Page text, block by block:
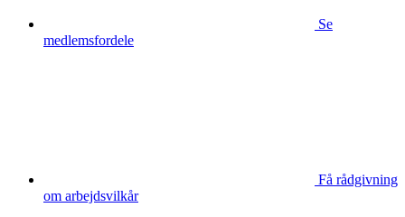
Se
medlemsfordele
Få rådgivning
om arbejdsvilkår